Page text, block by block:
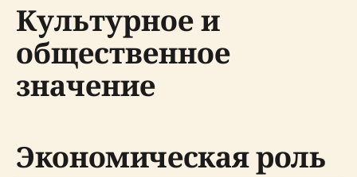
Культурное и
общественное
значение
Экономическая роль